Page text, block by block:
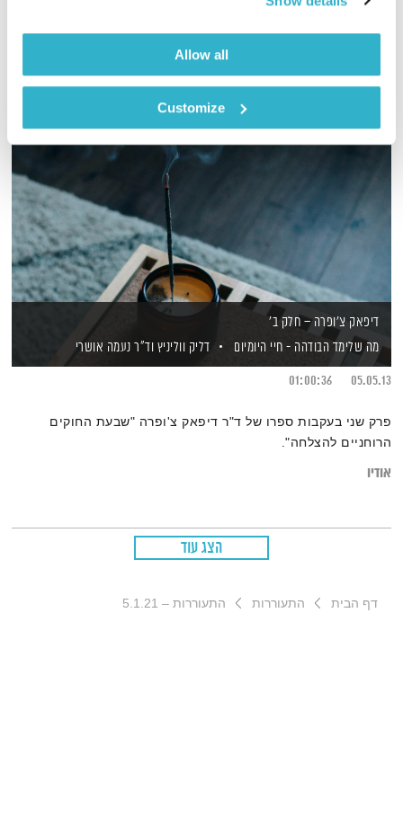
Allow all
Customize
אודיו
דיפאק צ'ופרה – חלק ב'
מה שלימד הבודהה - חיי היומיום
דליק ווליניץ וד"ר נעמה אושרי
05.05.13
01:00:36
פרק שני בעקבות ספרו של ד"ר דיפאק צ'ופרה "שבעת החוקים
הרוחניים להצלחה".
אודיו
הצג עוד
דף הבית התעוררות התעוררות – 5.1.21